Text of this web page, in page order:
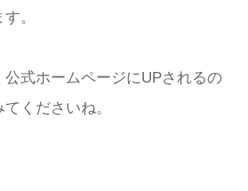
。
式ホームページにUPされるの
くださいね。